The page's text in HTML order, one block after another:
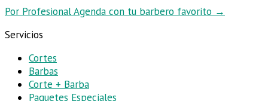
Por ProfesionalAgenda con tu barbero favorito →
Servicios
Cortes
Barbas
Corte + Barba
Paquetes Especiales